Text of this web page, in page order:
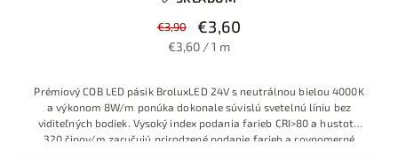
€3,90 €3,60
€3,60 / 1 m
Prémiový COB LED pásik BroluxLED 24V s neutrálnou bielou 4000K
a výkonom 8W/m ponúka dokonale súvislú svetelnú líniu bez
viditeľných bodiek. Vysoký index podania farieb CRI>80 a hustota
320 čipov/m zaručujú prirodzené podanie farieb a rovnomerné